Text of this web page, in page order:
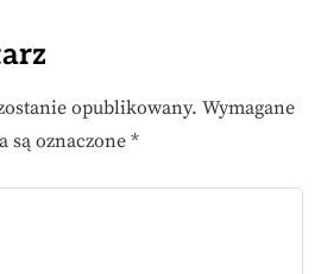
opublikowany. Wymagane
są oznaczone *